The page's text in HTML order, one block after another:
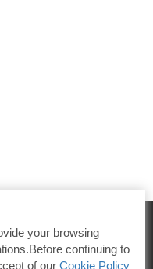
your browsing
continuing to
of our Cookie Policy